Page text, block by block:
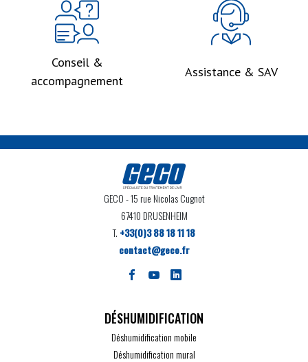
Conseil &
accompagnement
Assistance & SAV
GECO- 15 rue Nicolas Cugnot
67410 DRUSENHEIM
T. +33(0)3 88 18 11 18
contact@geco.fr
DÉSHUMIDIFICATION
Déshumidification mobile
Déshumidification mural